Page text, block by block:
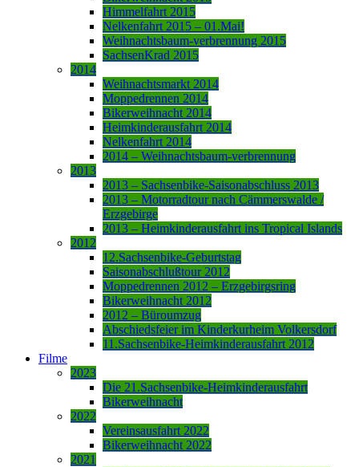
Himmelfahrt 2015
Nelkenfahrt 2015 – 01.Mai!
Weihnachtsbaum-verbrennung 2015
SachsenKrad 2015
2014
Weihnachtsmarkt 2014
Moppedrennen 2014
Bikerweihnacht 2014
Heimkinderausfahrt 2014
Nelkenfahrt 2014
2014 – Weihnachtsbaum-verbrennung
2013
2013 – Sachsenbike-Saisonabschluss 2013
2013 – Motorradtour nach Cämmerswalde /
Erzgebirge
2013 – Heimkinderausfahrt ins Tropical Islands
2012
12.Sachsenbike-Geburtstag
Saisonabschlußtour 2012
Moppedrennen 2012 – Erzgebirgsring
Bikerweihnacht 2012
2012 – Büroumzug
Abschiedsfeier im Kinderkurheim Volkersdorf
11.Sachsenbike-Heimkinderausfahrt 2012
Filme
2023
Die 21.Sachsenbike-Heimkinderausfahrt
Bikerweihnacht
2022
Vereinsausfahrt 2022
Bikerweihnacht 2022
2021